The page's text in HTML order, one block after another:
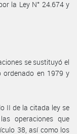
la Ley N° 24.674 y
se sustituyó el
ordenado en 1979 y
II de la citada ley se
operaciones que
38, así como los